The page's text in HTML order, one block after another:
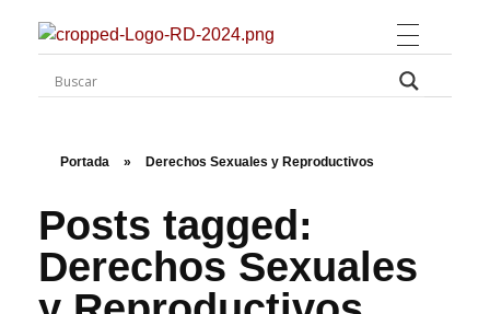
Rugidos Disidentes
Bogotá - Colombia | ISSN 2619-5569
Portada » Derechos Sexuales y Reproductivos
Posts tagged:
Derechos Sexuales